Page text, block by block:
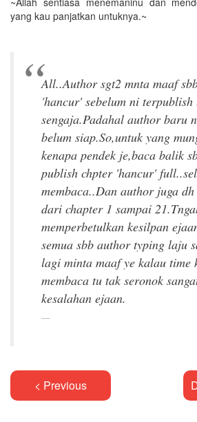
yang kau panjatkan untuknya.~
All..Author sgt2 mnta maaf
'hancur' sebelum ni terpublish
sengaja.Padahal author baru
belum siap.So,untuk yang
kenapa pendek je,baca balik
publish chpter 'hancur'
membaca..Dan author juga
dari chapter 1 sampai
memperbetulkan kesilpan
semua sbb author typing laju
lagi minta maaf ye kalau time
membaca tu tak seronok
< Previous